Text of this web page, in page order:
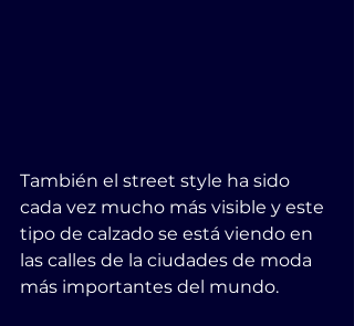
También el street style ha sido
cada vez mucho más visible y este
tipo de calzado se está viendo en
las calles de la ciudades de moda
más importantes del mundo.